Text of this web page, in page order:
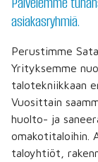
asiakasryhmiä.
Perustimme
Yrityksemme
talotekniikkaan
Vuosittain
huolto- ja
omakotitaloihin.
taloyhtiöt,